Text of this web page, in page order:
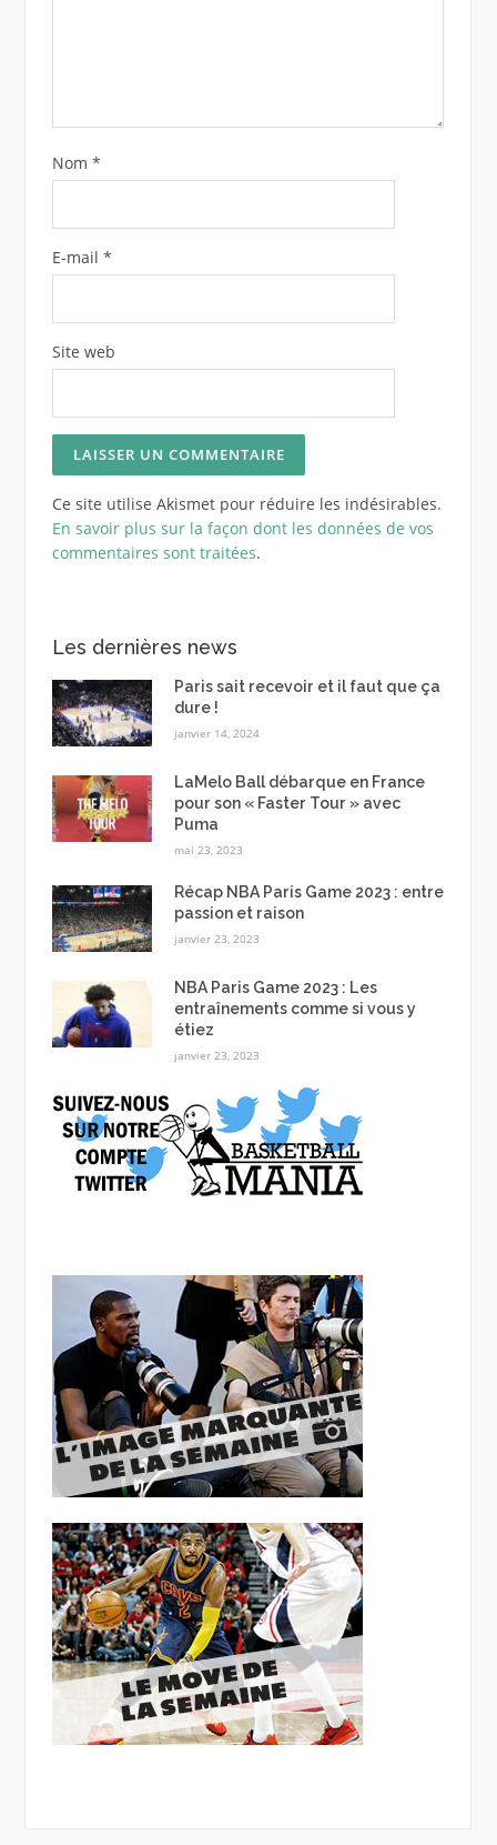
Nom *
E-mail *
Site web
Ce site utilise Akismet pour réduire les indésirables.
En savoir plus sur la façon dont les données de vos
commentaires sont traitées.
Les dernières news
Paris sait recevoir et il faut que ça
dure !
janvier 14, 2024
LaMelo Ball débarque en France
pour son « Faster Tour » avec
Puma
mai 23, 2023
Récap NBA Paris Game 2023 : entre
passion et raison
janvier 23, 2023
NBA Paris Game 2023 : Les
entraînements comme si vous y
étiez
janvier 23, 2023